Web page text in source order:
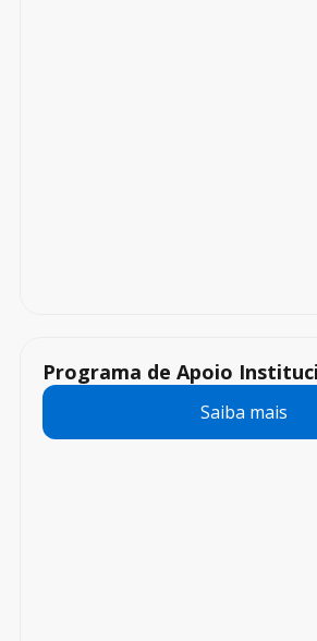
Programa de Apoio
Saiba mais